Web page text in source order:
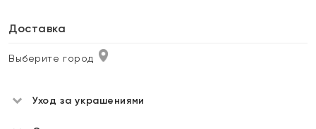
Доставка
Выберите город
Уход за украшениями